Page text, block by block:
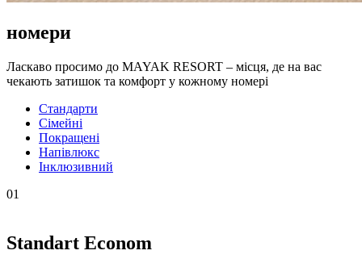
номери
Ласкаво просимо до MAYAK RESORT – місця, де на вас
чекають затишок та комфорт у кожному номері
Стандарти
Сімейні
Покращені
Напівлюкс
Інклюзивний
01
Standart Econom